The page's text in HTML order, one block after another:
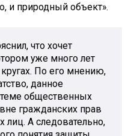
и природный объект».
что хочет
уже много лет
По его мнению,
данное
общественных
гражданских прав
лиц. А следовательно,